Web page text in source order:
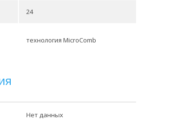
24
технология MicroComb
Нет данных